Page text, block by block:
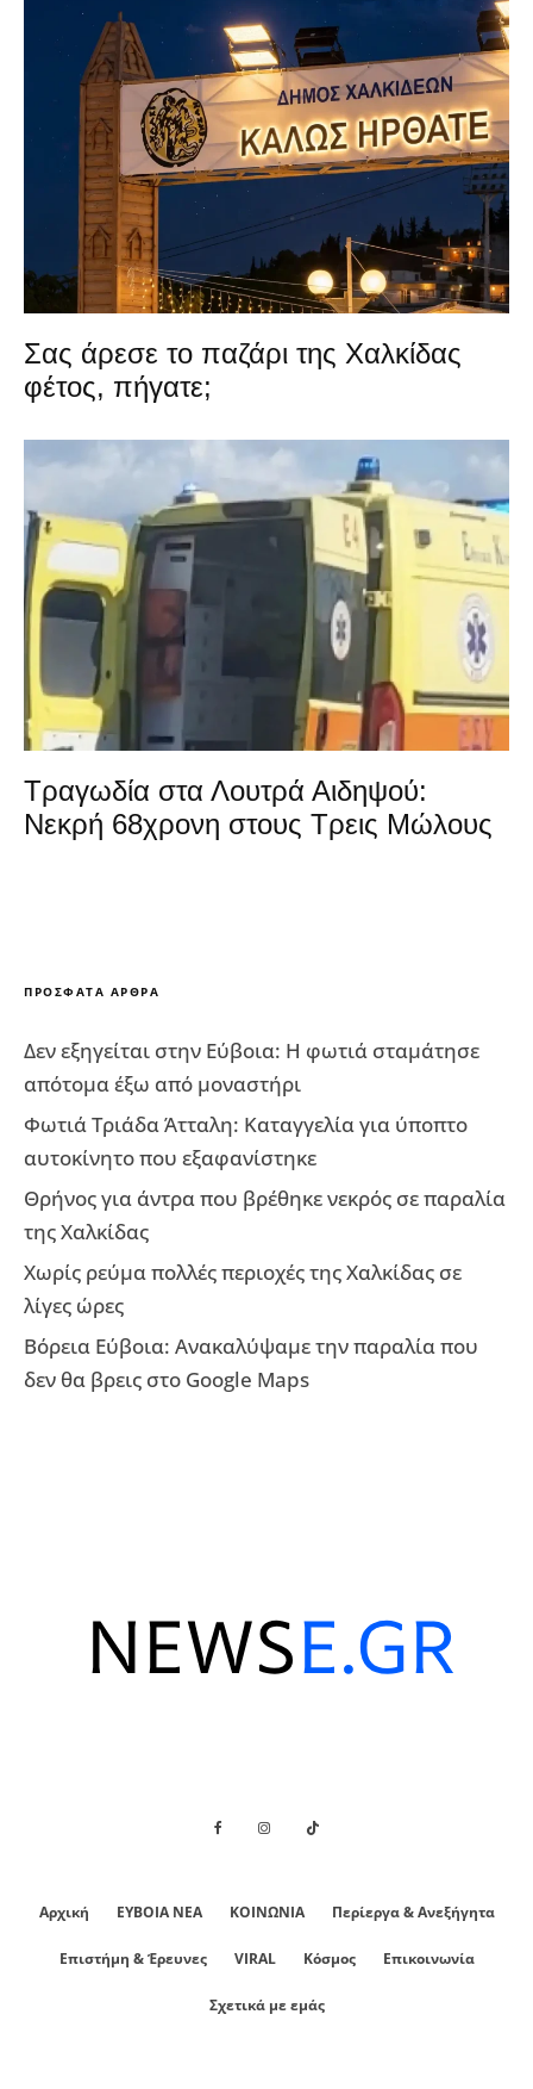
Σας άρεσε το παζάρι της Χαλκίδας
φέτος, πήγατε;
Τραγωδία στα Λουτρά Αιδηψού:
Νεκρή 68χρονη στους Τρεις Μώλους
ΠΡΌΣΦΑΤΑ ΆΡΘΡΑ
Δεν εξηγείται στην Εύβοια: Η φωτιά σταμάτησε
απότομα έξω από μοναστήρι
Φωτιά Τριάδα Άτταλη: Καταγγελία για ύποπτο
αυτοκίνητο που εξαφανίστηκε
Θρήνος για άντρα που βρέθηκε νεκρός σε παραλία
της Χαλκίδας
Χωρίς ρεύμα πολλές περιοχές της Χαλκίδας σε
λίγες ώρες
Βόρεια Εύβοια: Ανακαλύψαμε την παραλία που
δεν θα βρεις στο Google Maps
Αρχική ΕΥΒΟΙΑ ΝΕΑ ΚΟΙΝΩΝΙΑ Περίεργα & Ανεξήγητα
Επιστήμη & Έρευνες VIRAL Κόσμος Επικοινωνία
Σχετικά με εμάς